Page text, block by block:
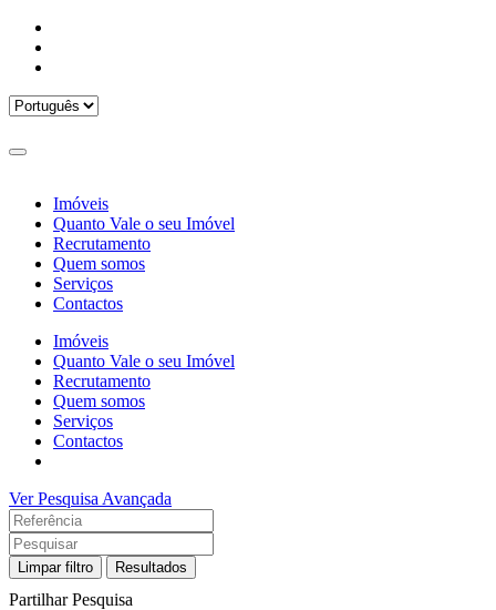
Imóveis
Quanto Vale o seu Imóvel
Recrutamento
Quem somos
Serviços
Contactos
Imóveis
Quanto Vale o seu Imóvel
Recrutamento
Quem somos
Serviços
Contactos
Ver Pesquisa Avançada
Limpar filtro Resultados
Partilhar Pesquisa